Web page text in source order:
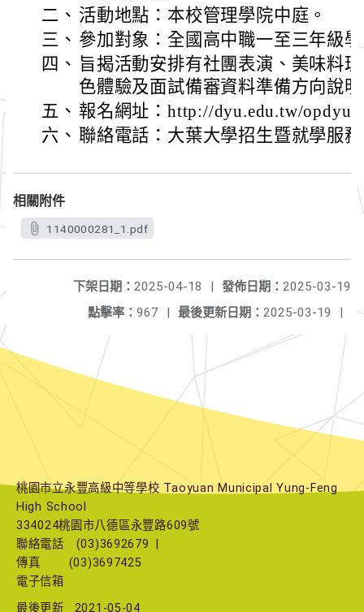
二、 活動地點：本校管理學院中庭。
三、 參加對象：全國高中職一至三年級
四、 旨揭活動安排有社團表演、美味料
色體驗及面試備審資料準備方向說
五、 報名網址：http://dyu.edu.tw/opdyu
六、 聯絡電話：大葉大學招生暨就學服
相關附件
1140000281_1.pdf
發佈日期： 2025-03-19
下架日期： 2025-04-18
|
最後更新日期： 2025-03-19 |
點擊率： 967 |
桃園市立永豐高級中等學校 Taoyuan Municipal Yung-Feng
High School
334024桃園市八德區永豐路609號
聯絡電話
(03)3692679
傳真
(03)3697425
電子信箱
最後更新
2021-05-04